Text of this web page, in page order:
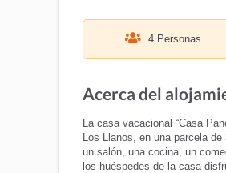
4 Personas
Acerca del
La casa vacacional “Casa
Los Llanos, en una parcela
un salón, una cocina, un
los huéspedes de la casa